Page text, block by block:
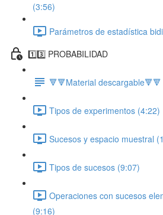
(3:56)
Parámetros de estadística
1️⃣3️⃣ PROBABILIDAD
🔻🔻Material descargable🔻🔻
Tipos de experimentos (4:22)
Sucesos y espacio muestral
Tipos de sucesos (9:07)
Operaciones con sucesos
(9:16)